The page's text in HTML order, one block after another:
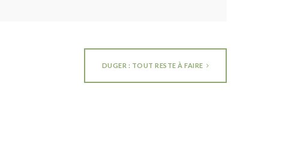
DUGER : TOUT RESTE À FAIRE